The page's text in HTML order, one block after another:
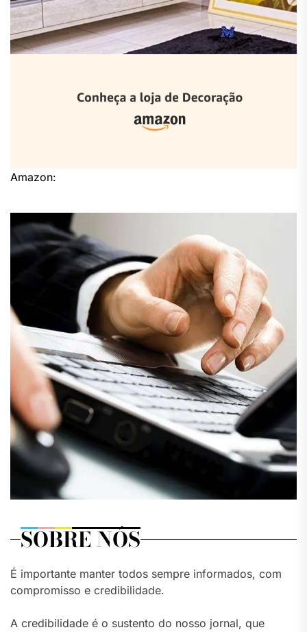
Amazon:
SOBRE NÓS
É importante manter todos sempre informados, com
compromisso e credibilidade.
A credibilidade é o sustento do nosso jornal, que